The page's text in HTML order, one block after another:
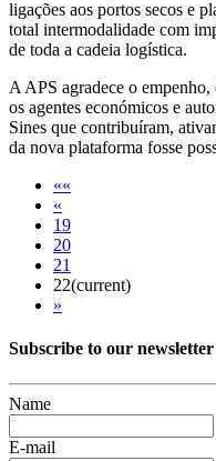
ligações aos portos secos e
total intermodalidade com
de toda a cadeia logística.
A APS agradece o
os agentes económicos e
Sines que contribuíram,
da nova plataforma fosse
««
«
19
20
21
22(current)
»
Subscribe to our newsletter
Name
E-mail